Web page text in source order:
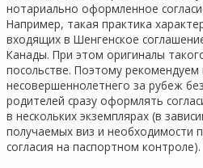
нотариально оформленное
Например, такая практика
входящих в Шенгенское
Канады. При этом оригиналы
посольстве. Поэтому
несовершеннолетнего за рубеж
родителей сразу оформлять
в нескольких экземплярах (в
получаемых виз и необходимости
согласия на паспортном контроле).